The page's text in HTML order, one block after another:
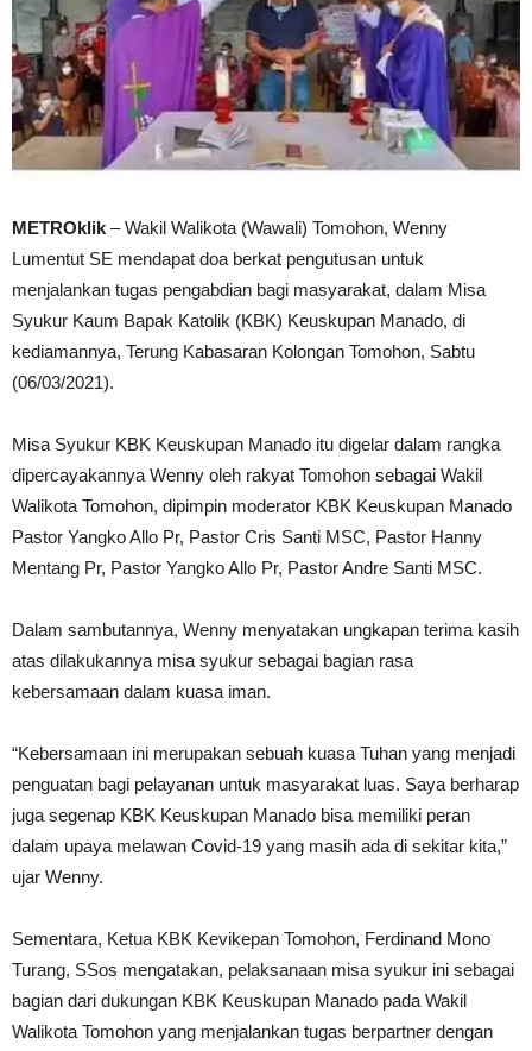
METROklik – Wakil Walikota (Wawali) Tomohon, Wenny
Lumentut SE mendapat doa berkat pengutusan untuk
menjalankan tugas pengabdian bagi masyarakat, dalam Misa
Syukur Kaum Bapak Katolik (KBK) Keuskupan Manado, di
kediamannya, Terung Kabasaran Kolongan Tomohon, Sabtu
(06/03/2021).
Misa Syukur KBK Keuskupan Manado itu digelar dalam rangka
dipercayakannya Wenny oleh rakyat Tomohon sebagai Wakil
Walikota Tomohon, dipimpin moderator KBK Keuskupan Manado
Pastor Yangko Allo Pr, Pastor Cris Santi MSC, Pastor Hanny
Mentang Pr, Pastor Yangko Allo Pr, Pastor Andre Santi MSC.
Dalam sambutannya, Wenny menyatakan ungkapan terima kasih
atas dilakukannya misa syukur sebagai bagian rasa
kebersamaan dalam kuasa iman.
“Kebersamaan ini merupakan sebuah kuasa Tuhan yang menjadi
penguatan bagi pelayanan untuk masyarakat luas. Saya berharap
juga segenap KBK Keuskupan Manado bisa memiliki peran
dalam upaya melawan Covid-19 yang masih ada di sekitar kita,”
ujar Wenny.
Sementara, Ketua KBK Kevikepan Tomohon, Ferdinand Mono
Turang, SSos mengatakan, pelaksanaan misa syukur ini sebagai
bagian dari dukungan KBK Keuskupan Manado pada Wakil
Walikota Tomohon yang menjalankan tugas berpartner dengan